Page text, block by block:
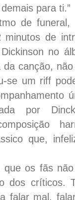
para ti.”
de funeral,
de
no
canção,
se um riff
por
que,
que os fãs
dos críticos.
falar mal,